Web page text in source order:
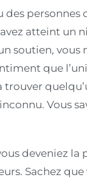
des
atteint un
soutien, vous
que
Vous
deveniez la
Sachez que